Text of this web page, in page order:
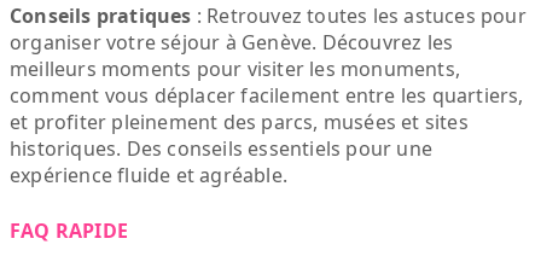
Conseils pratiques : Retrouvez toutes les astuces pour
organiser votre séjour à Genève. Découvrez les
meilleurs moments pour visiter les monuments,
comment vous déplacer facilement entre les quartiers,
et profiter pleinement des parcs, musées et sites
historiques. Des conseils essentiels pour une
expérience fluide et agréable.
FAQ RAPIDE